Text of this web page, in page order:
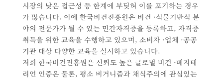
시장의 낮은 접근성 등 한계에 부딪혀 이를 포기하는 경우
가 많습니다. 이에 한국비건진흥원은 비건 ·식물기반식 분
야의 전문가가 될 수 있는 민간자격증을 등록하고, 자격증
취득을 위한 교육을 수행하고 있으며, 소비자 ·업체 ·공공
기관 대상 다양한 교육을 실시하고 있습니다.
저희 한국비건진흥원은 신뢰도 높은 글로벌 비건 ·베지테
리언 인증은 물론, 평소 비거니즘과 채식주의에 관심있는